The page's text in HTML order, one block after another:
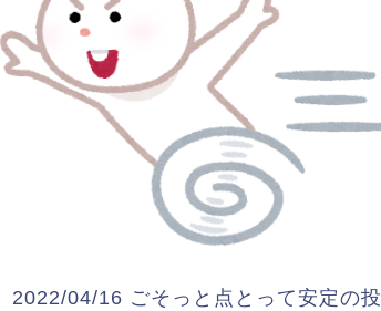
2022/04/16 ごそっと点とって安定の投